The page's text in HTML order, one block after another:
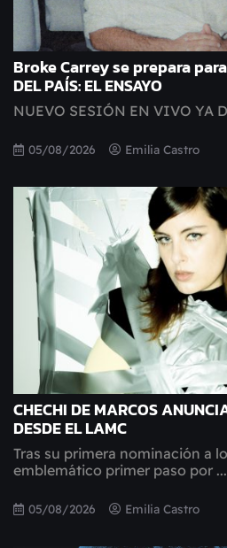
Broke Carrey se prepara
DEL PAÍS: EL ENSAYO
NUEVO SESIÓN EN VIVO YA
05/08/2026 Emilia Castro
CHECHI DE MARCOS
DESDE EL LAMC
Tras su primera nominación a
emblemático primer paso por ...
05/08/2026 Emilia Castro